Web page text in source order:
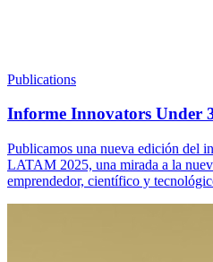
Publications
Informe Innovators Under
Publicamos una nueva edición del
LATAM 2025, una mirada a la
emprendedor, científico y